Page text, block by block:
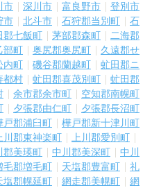
市 深川市 富良野市
登別市
市 北斗市 石狩郡当別町
石
郡七飯町 茅部郡森町
二海郡
部町 奥尻郡奥尻町
久遠郡せ
内町 磯谷郡蘭越町
虻田郡ニ
都村 虻田郡喜茂別町
虻田郡
余市郡余市町
空知郡南幌町
夕張郡由仁町
夕張郡長沼町
戸郡浦臼町
樺戸郡新十津川町
川郡東神楽町
上川郡愛別町
郡美瑛町 中川郡美深町
中川
毛郡増毛町 天塩郡豊富町
礼
塩郡幌延町 網走郡美幌町
網